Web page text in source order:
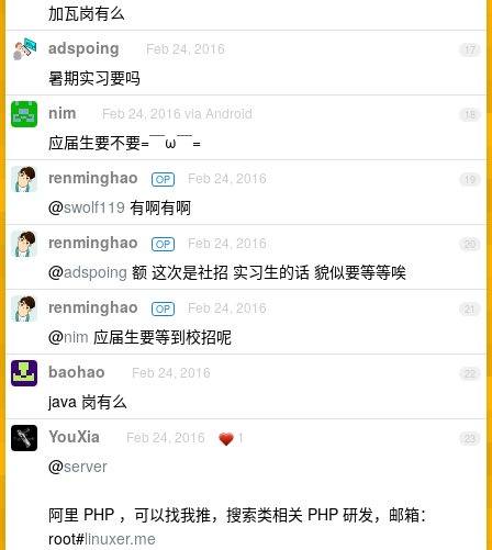
加瓦岗有么
17
adspoing Feb 24, 2016
暑期实习要吗
18
nim Feb 24, 2016 via Android
应届生要不要=￣ω￣=
19
renminghao OP Feb 24, 2016
@swolf119 有啊有啊
20
renminghao OP Feb 24, 2016
@adspoing 额 这次是社招 实习生的话 貌似要等等唉
21
renminghao OP Feb 24, 2016
@nim 应届生要等到校招呢
22
baohao Feb 24, 2016
java 岗有么
23
YouXia Feb 24, 2016 1
@server
阿里 PHP ，可以找我推，搜索类相关 PHP 研发，邮箱：
root#linuxer.me